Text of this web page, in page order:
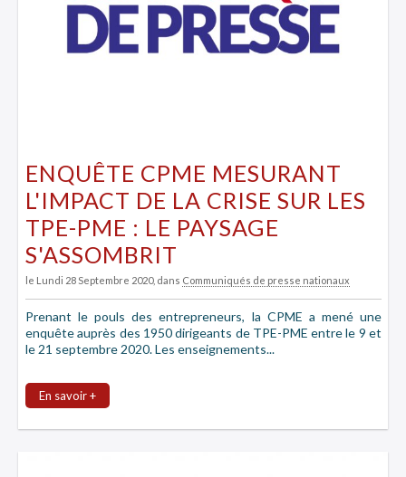
ENQUÊTE CPME MESURANT
L'IMPACT DE LA CRISE SUR LES
TPE-PME : LE PAYSAGE
S'ASSOMBRIT
le Lundi 28 Septembre 2020, dans Communiqués de presse nationaux
Prenant le pouls des entrepreneurs, la CPME a mené une
enquête auprès des 1950 dirigeants de TPE-PME entre le 9 et
le 21 septembre 2020. Les enseignements...
En savoir +